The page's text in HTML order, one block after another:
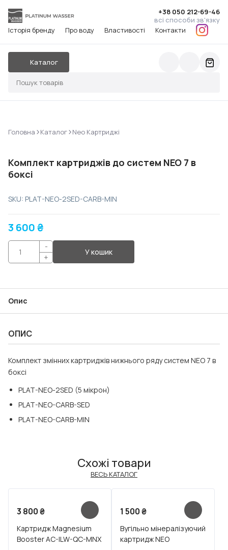
Історія бренду Про воду Властивості Контакти
+38 050 212-69-46
всі способи зв'язку
Каталог
Головна >Каталог>Neo Картриджі
Комплект картриджів до систем NEO 7 в
боксі
SKU: PLAT-NEO-2SED-CARB-MIN
3 600₴
-
+
У кошик
Опис
ОПИС
Комплект змінних картриджів нижнього ряду систем NEO 7 в
боксі
PLAT-NEO-2SED (5 мікрон)
PLAT-NEO-CARB-SED
PLAT-NEO-CARB-MIN
Схожі товари
ВЕСЬ КАТАЛОГ
3 800₴
Картридж Magnesium
Booster AC-ILW-QC-MNX
1 500₴
Вугільно мінералізуючий
картридж NEO